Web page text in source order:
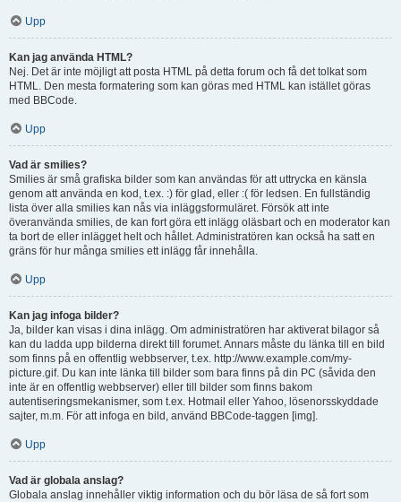
Upp
Kan jag använda HTML?
Nej. Det är inte möjligt att posta HTML på detta forum och få det tolkat som
HTML. Den mesta formatering som kan göras med HTML kan istället göras
med BBCode.
Upp
Vad är smilies?
Smilies är små grafiska bilder som kan användas för att uttrycka en känsla
genom att använda en kod, t.ex. :) för glad, eller :( för ledsen. En fullständig
lista över alla smilies kan nås via inläggsformuläret. Försök att inte
överanvända smilies, de kan fort göra ett inlägg oläsbart och en moderator kan
ta bort de eller inlägget helt och hållet. Administratören kan också ha satt en
gräns för hur många smilies ett inlägg får innehålla.
Upp
Kan jag infoga bilder?
Ja, bilder kan visas i dina inlägg. Om administratören har aktiverat bilagor så
kan du ladda upp bilderna direkt till forumet. Annars måste du länka till en bild
som finns på en offentlig webbserver, t.ex. http://www.example.com/my-
picture.gif. Du kan inte länka till bilder som bara finns på din PC (såvida den
inte är en offentlig webbserver) eller till bilder som finns bakom
autentiseringsmekanismer, som t.ex. Hotmail eller Yahoo, lösenorsskyddade
sajter, m.m. För att infoga en bild, använd BBCode-taggen [img].
Upp
Vad är globala anslag?
Globala anslag innehåller viktig information och du bör läsa de så fort som